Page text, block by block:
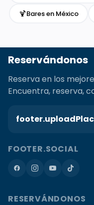
🍹Bares en México
Reservándonos
Reserva en los
Encuentra, reserva,
FOOTER.SOCIAL
RESERVÁNDONOS